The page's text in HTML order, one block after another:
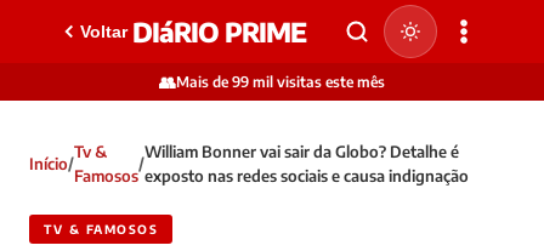
Voltar DIáRIO PRIME
👥Mais de 99 mil visitas este mês
Início/
Tv &
Famosos
/
William Bonner vai sair da Globo? Detalhe é
exposto nas redes sociais e causa indignação
TV & FAMOSOS